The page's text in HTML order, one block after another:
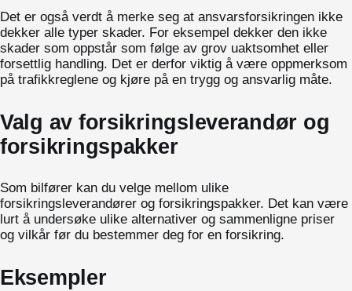
Det er også verdt å merke seg at ansvarsforsikringen ikke
dekker alle typer skader. For eksempel dekker den ikke
skader som oppstår som følge av grov uaktsomhet eller
forsettlig handling. Det er derfor viktig å være oppmerksom
på trafikkreglene og kjøre på en trygg og ansvarlig måte.
Valg av forsikringsleverandør og
forsikringspakker
Som bilfører kan du velge mellom ulike
forsikringsleverandører og forsikringspakker. Det kan være
lurt å undersøke ulike alternativer og sammenligne priser
og vilkår før du bestemmer deg for en forsikring.
Eksempler